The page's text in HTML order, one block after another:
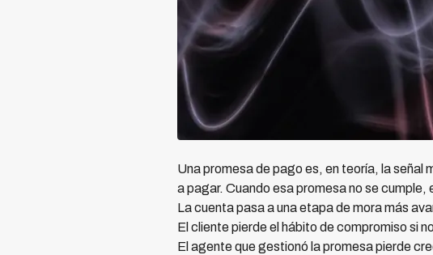
Una promesa de pago es, en teoría, la señal
a pagar. Cuando esa promesa no se
La cuenta pasa a una etapa de mora más
El cliente pierde el hábito de compromiso si
El agente que gestionó la promesa pierde